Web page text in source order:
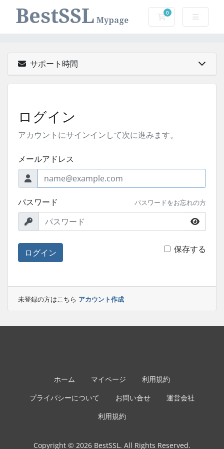
BestSSL Mypage
0
ショッピングカー
サポート時間
ログイン
アカウントにサインインして次に進みます。
メールアドレス
パスワード パスワードをお忘れの方
ログイン 保存する
未登録の方はこちら アカウント作成
ホーム マイページ
利用規約
プライバシーについて
お問い合せ
運営会社
利用規約
Copyright © 2026 BestSSL. All Rights Reserved.